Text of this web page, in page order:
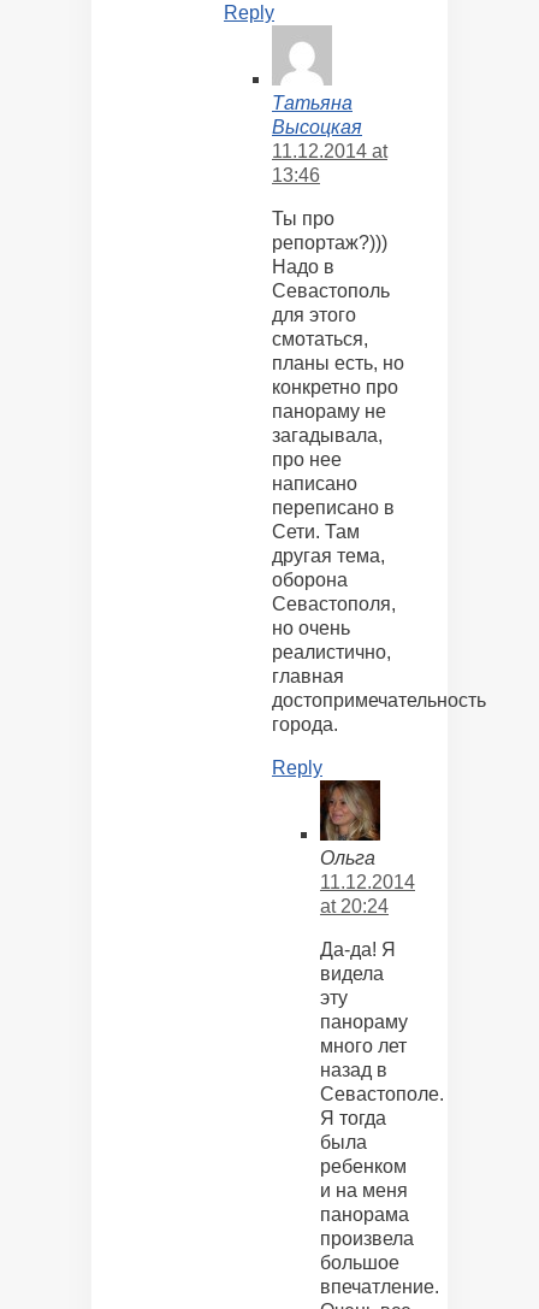
Reply
Татьяна
Высоцкая
11.12.2014 at
13:46
Ты про
репортаж?)))
Надо в
Севастополь
для этого
смотаться,
планы есть, но
конкретно про
панораму не
загадывала,
про нее
написано
переписано в
Сети. Там
другая тема,
оборона
Севастополя,
но очень
реалистично,
главная
достопримечательность
города.
Reply
Ольга
11.12.2014
at 20:24
Да-да! Я
видела
эту
панораму
много лет
назад в
Севастополе.
Я тогда
была
ребенком
и на меня
панорама
произвела
большое
впечатление.